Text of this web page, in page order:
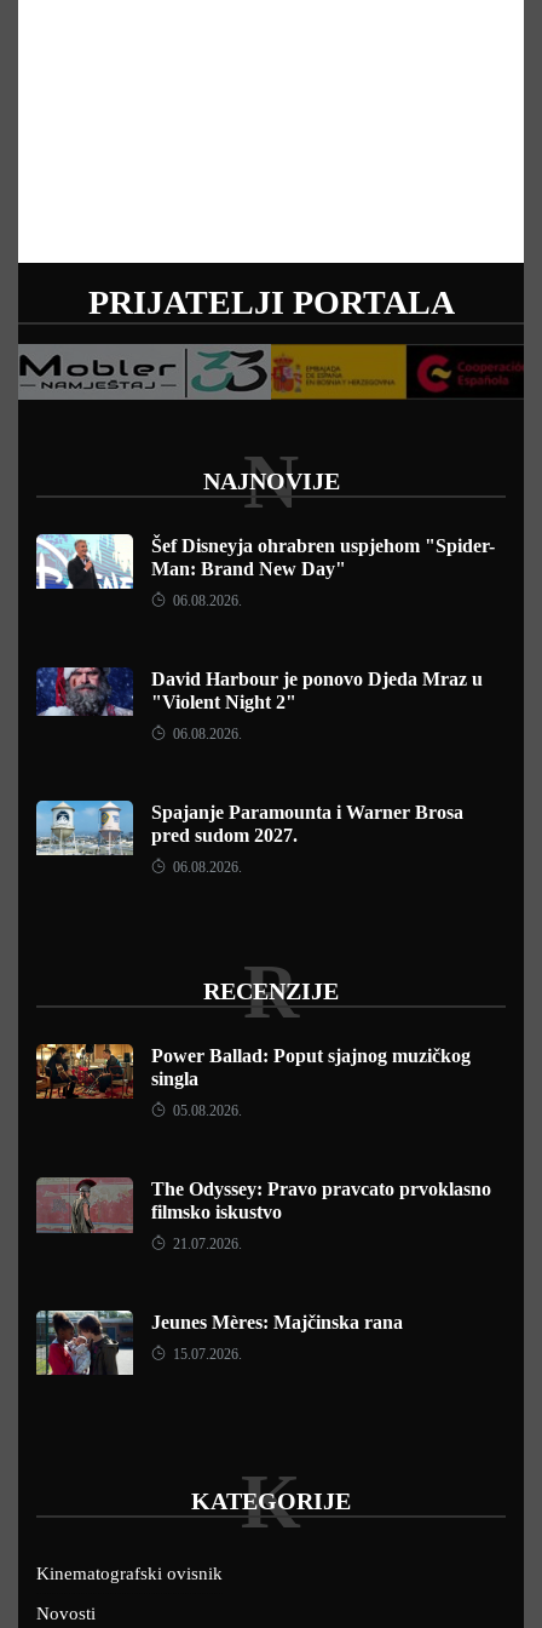
PRIJATELJI PORTALA
NAJNOVIJE
N
Šef Disneyja ohrabren uspjehom "Spider-
Man: Brand New Day"
06.08.2026.
David Harbour je ponovo Djeda Mraz u
"Violent Night 2"
06.08.2026.
Spajanje Paramounta i Warner Brosa
pred sudom 2027.
06.08.2026.
RECENZIJE
R
Power Ballad: Poput sjajnog muzičkog
singla
05.08.2026.
The Odyssey: Pravo pravcato prvoklasno
filmsko iskustvo
21.07.2026.
Jeunes Mères: Majčinska rana
15.07.2026.
KATEGORIJE
K
Kinematografski ovisnik
Novosti